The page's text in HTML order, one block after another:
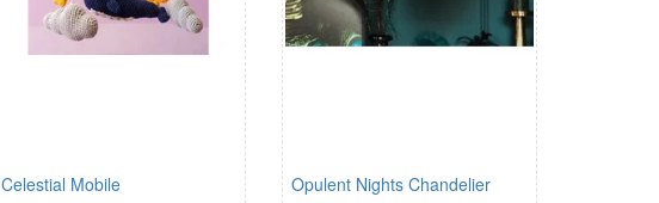
Celestial Mobile Opulent Nights Chandelier